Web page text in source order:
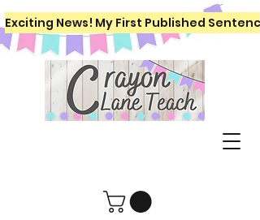
Exciting News! My First Published